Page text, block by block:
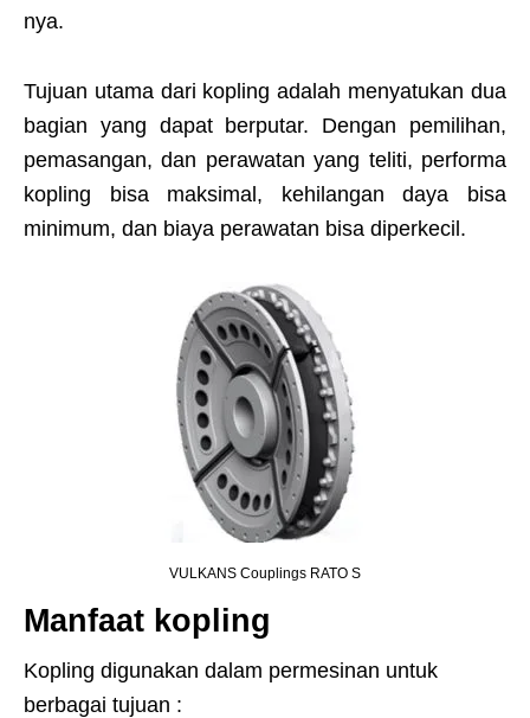
nya.
Tujuan utama dari kopling adalah menyatukan dua
bagian yang dapat berputar. Dengan pemilihan,
pemasangan, dan perawatan yang teliti, performa
kopling bisa maksimal, kehilangan daya bisa
minimum, dan biaya perawatan bisa diperkecil.
VULKANS Couplings RATO S
Manfaat kopling
Kopling digunakan dalam permesinan untuk
berbagai tujuan :